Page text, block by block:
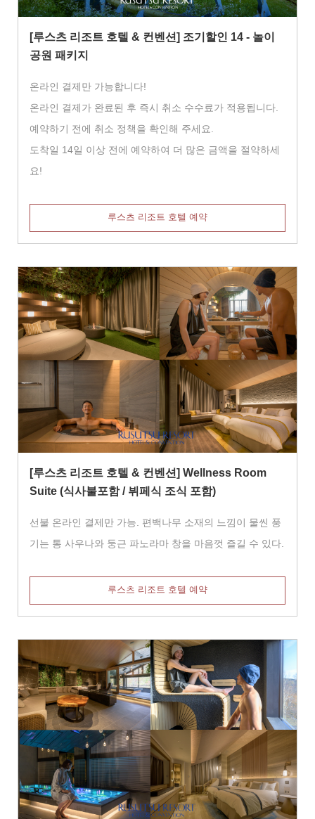
[루스츠 리조트 호텔 & 컨벤션] 조기할인 14 - 놀이
공원 패키지
온라인 결제만 가능합니다!
온라인 결제가 완료된 후 즉시 취소 수수료가 적용됩니다.
예약하기 전에 취소 정책을 확인해 주세요.
도착일 14일 이상 전에 예약하여 더 많은 금액을 절약하세
요!
루스츠 리조트 호텔 예약
[루스츠 리조트 호텔 & 컨벤션] Wellness Room
Suite (식사불포함 / 뷔페식 조식 포함)
선불 온라인 결제만 가능. 편백나무 소재의 느낌이 물씬 풍
기는 통 사우나와 둥근 파노라마 창을 마음껏 즐길 수 있다.
루스츠 리조트 호텔 예약